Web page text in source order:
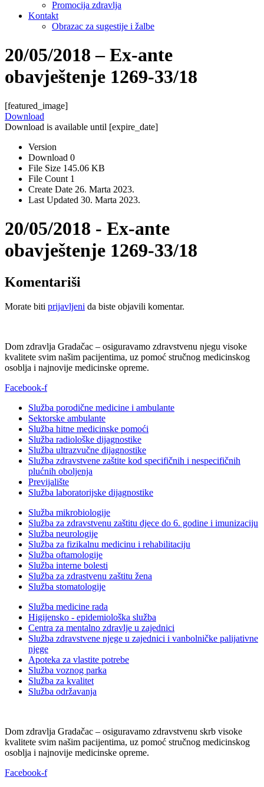
Promocija zdravlja
Kontakt
Obrazac za sugestije i žalbe
20/05/2018 – Ex-ante
obavještenje 1269-33/18
[featured_image]
Download
Download is available until [expire_date]
Version
Download 0
File Size 145.06 KB
File Count 1
Create Date 26. Marta 2023.
Last Updated 30. Marta 2023.
20/05/2018 - Ex-ante
obavještenje 1269-33/18
Komentariši
Morate biti prijavljeni da biste objavili komentar.
Dom zdravlja Gradačac – osiguravamo zdravstvenu njegu visoke
kvalitete svim našim pacijentima, uz pomoć stručnog medicinskog
osoblja i najnovije medicinske opreme.
Facebook-f
Služba porodične medicine i ambulante
Sektorske ambulante
Služba hitne medicinske pomoći
Služba radiološke dijagnostike
Služba ultrazvučne dijagnostike
Služba zdravstvene zaštite kod specifičnih i nespecifičnih
plućnih oboljenja
Previjalište
Služba laboratorijske dijagnostike
Služba mikrobiologije
Služba za zdravstvenu zaštitu djece do 6. godine i imunizaciju
Služba neurologije
Služba za fizikalnu medicinu i rehabilitaciju
Služba oftamologije
Služba interne bolesti
Služba za zdrastvenu zaštitu žena
Služba stomatologije
Služba medicine rada
Higijensko - epidemiološka služba
Centra za mentalno zdravlje u zajednici
Služba zdravstvene njege u zajednici i vanbolničke palijativne
njege
Apoteka za vlastite potrebe
Služba voznog parka
Služba za kvalitet
Služba održavanja
Dom zdravlja Gradačac – osiguravamo zdravstvenu skrb visoke
kvalitete svim našim pacijentima, uz pomoć stručnog medicinskog
osoblja i najnovije medicinske opreme.
Facebook-f